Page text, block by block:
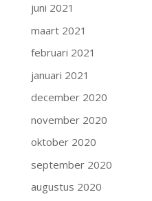
juni 2021
maart 2021
februari 2021
januari 2021
december 2020
november 2020
oktober 2020
september 2020
augustus 2020